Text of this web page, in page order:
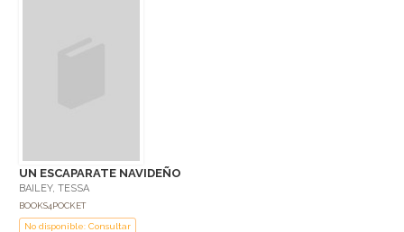
UN ESCAPARATE NAVIDEÑO
BAILEY, TESSA
BOOKS4POCKET
No disponible: Consultar